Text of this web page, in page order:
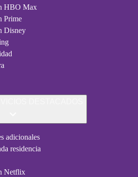
HBO Max
Prime
Disney
adicionales
residencia
Netflix